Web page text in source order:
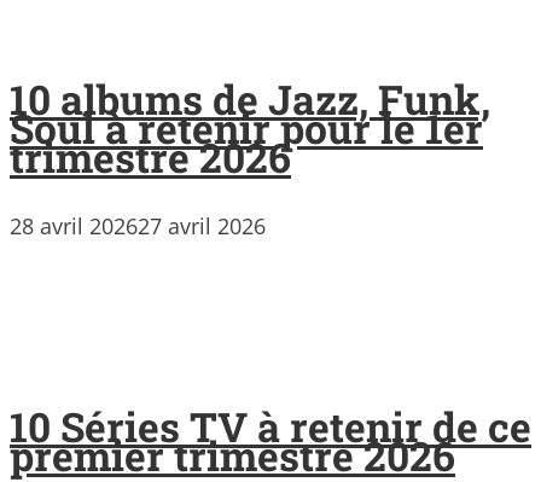
10 albums de Jazz, Funk,
Soul à retenir pour le 1er
trimestre 2026
28 avril 202627 avril 2026
10 Séries TV à retenir de ce
premier trimestre 2026